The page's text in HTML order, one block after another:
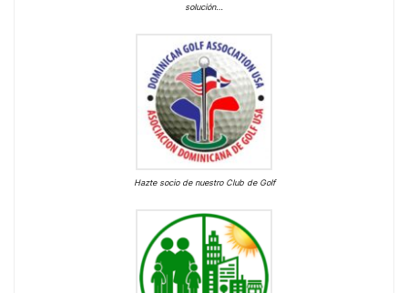
solución…
Hazte socio de nuestro Club de Golf